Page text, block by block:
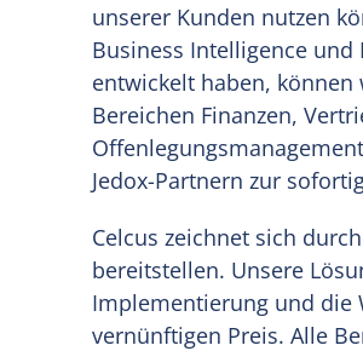
unserer Kunden nutzen
Business Intelligence und
entwickelt haben,
Bereichen Finanzen,
Jedox-Partnern zur
Celcus zeichnet sich
bereitstellen. Unsere
Implementierung und die
vernünftigen Preis. Alle